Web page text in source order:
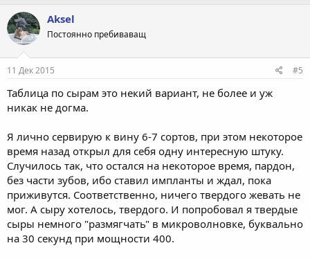
Aksel
Постоянно пребиваващ
11 Дек 2015 #5
Таблица по сырам это некий вариант, не более и уж
никак не догма.
Я лично сервирую к вину 6-7 сортов, при этом некоторое
время назад открыл для себя одну интересную штуку.
Случилось так, что остался на некоторое время, пардон,
без части зубов, ибо ставил импланты и ждал, пока
приживутся. Соответственно, ничего твердого жевать не
мог. А сыру хотелось, твердого. И попробовал я твердые
сыры немного "размягчать" в микроволновке, буквально
на 30 секунд при мощности 400.